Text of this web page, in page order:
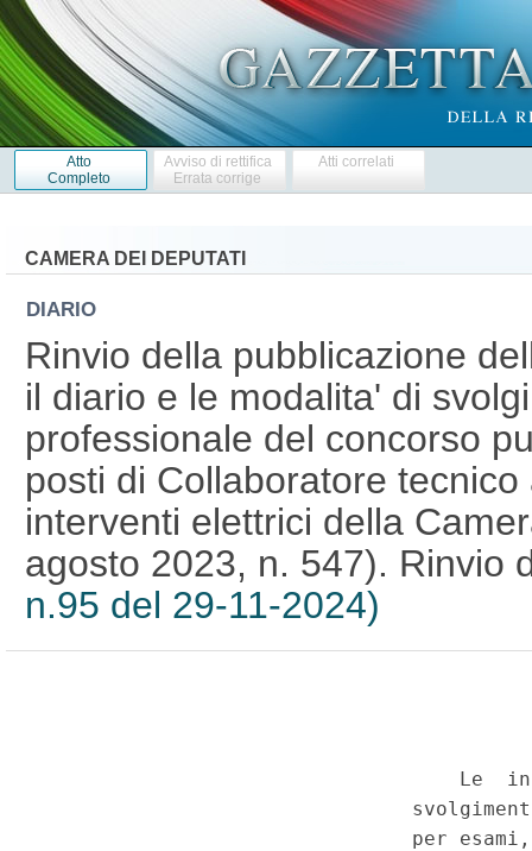
Atto
Completo
Avviso di rettifica
Errata corrige
Atti correlati
CAMERA DEI DEPUTATI
DIARIO
Rinvio della pubblicazione
il diario e le modalita' di
professionale del concorso
posti di Collaboratore
interventi elettrici della
agosto 2023, n. 547). Rinvio
n.95 del 29-11-2024)